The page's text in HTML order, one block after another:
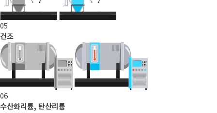
05
건조
06
수산화리튬, 탄산리튬